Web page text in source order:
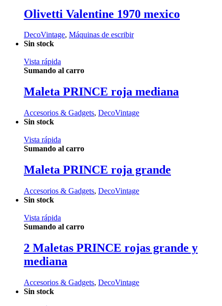
Olivetti Valentine 1970 mexico
DecoVintage, Máquinas de escribir
Sin stock
Vista rápida
Sumando al carro
Maleta PRINCE roja mediana
Accesorios & Gadgets, DecoVintage
Sin stock
Vista rápida
Sumando al carro
Maleta PRINCE roja grande
Accesorios & Gadgets, DecoVintage
Sin stock
Vista rápida
Sumando al carro
2 Maletas PRINCE rojas grande y
mediana
Accesorios & Gadgets, DecoVintage
Sin stock